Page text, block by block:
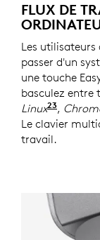
FLUX DE
Les
passer d'un
une touche
basculez entre
Linux23Les
,
Le clavier
travail.